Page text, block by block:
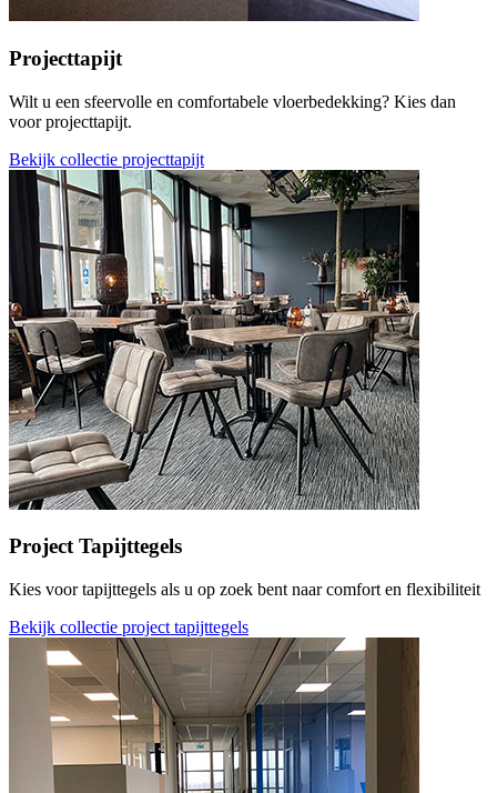
Projecttapijt
Wilt u een sfeervolle en comfortabele vloerbedekking? Kies dan
voor projecttapijt.
Bekijk collectie projecttapijt
Project Tapijttegels
Kies voor tapijttegels als u op zoek bent naar comfort en flexibiliteit
Bekijk collectie project tapijttegels